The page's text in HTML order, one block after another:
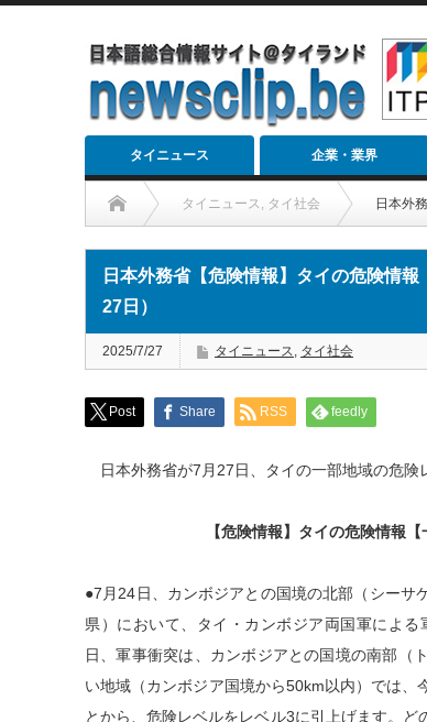
タイニュース 企業・業界
タイニュース, タイ社会 日本外
日本外務省【危険情報】タイの危険情
27日）
2025/7/27 タイニュース, タイ社会
Post Share RSS feedly
日本外務省が7月27日、タイの一部地域の危険
【危険情報】タイの危険情報
●7月24日、カンボジアとの国境の北部（シーサ
県）において、タイ・カンボジア両国軍によ
日、軍事衝突は、カンボジアとの国境の南部（
い地域（カンボジア国境から50km以内）では、
とから、危険レベルをレベル3に引上げます。